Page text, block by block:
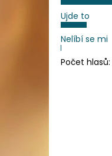
Ujde to
Nelíbí se mi
Počet hlasů: